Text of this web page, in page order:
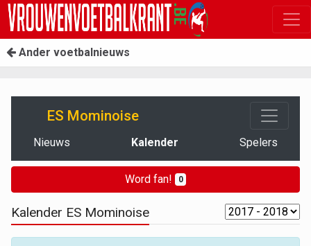
Ander voetbalnieuws
ES Mominoise
Nieuws Kalender Spelers
Word fan! 0
Kalender ES Mominoise